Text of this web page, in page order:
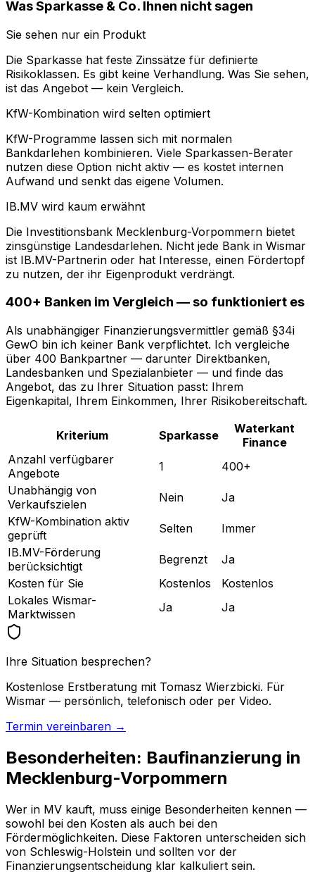
Was Sparkasse & Co. Ihnen nicht sagen
Sie sehen nur ein Produkt
Die Sparkasse hat feste Zinssätze für definierte
Risikoklassen. Es gibt keine Verhandlung. Was Sie sehen,
ist das Angebot — kein Vergleich.
KfW-Kombination wird selten optimiert
KfW-Programme lassen sich mit normalen
Bankdarlehen kombinieren. Viele Sparkassen-Berater
nutzen diese Option nicht aktiv — es kostet internen
Aufwand und senkt das eigene Volumen.
IB.MV wird kaum erwähnt
Die Investitionsbank Mecklenburg-Vorpommern bietet
zinsgünstige Landesdarlehen. Nicht jede Bank in Wismar
ist IB.MV-Partnerin oder hat Interesse, einen Fördertopf
zu nutzen, der ihr Eigenprodukt verdrängt.
400+ Banken im Vergleich — so funktioniert es
Als unabhängiger Finanzierungsvermittler gemäß §34i
GewO bin ich keiner Bank verpflichtet. Ich vergleiche
über 400 Bankpartner — darunter Direktbanken,
Landesbanken und Spezialanbieter — und finde das
Angebot, das zu Ihrer Situation passt: Ihrem
Eigenkapital, Ihrem Einkommen, Ihrer Risikobereitschaft.
Kriterium Sparkasse
Waterkant
Finance
Anzahl verfügbarer
Angebote
1
400+
Unabhängig von
Verkaufszielen
Nein
Ja
KfW-Kombination aktiv
geprüft
Selten
Immer
IB.MV-Förderung
berücksichtigt
Begrenzt
Ja
Kosten für Sie
Kostenlos
Kostenlos
Lokales Wismar-
Marktwissen
Ja Ja
Ihre Situation besprechen?
Kostenlose Erstberatung mit Tomasz Wierzbicki. Für
Wismar — persönlich, telefonisch oder per Video.
Termin vereinbaren →
Besonderheiten: Baufinanzierung in
Mecklenburg-Vorpommern
Wer in MV kauft, muss einige Besonderheiten kennen —
sowohl bei den Kosten als auch bei den
Fördermöglichkeiten. Diese Faktoren unterscheiden sich
von Schleswig-Holstein und sollten vor der
Finanzierungsentscheidung klar kalkuliert sein.